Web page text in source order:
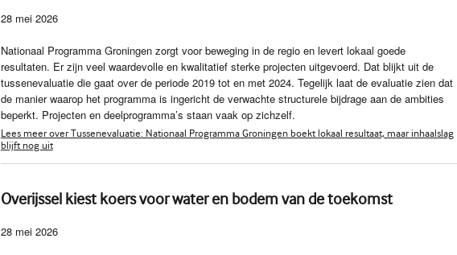
28 mei 2026
Nationaal Programma Groningen zorgt voor beweging in de regio en levert lokaal goede
resultaten. Er zijn veel waardevolle en kwalitatief sterke projecten uitgevoerd. Dat blijkt uit de
tussenevaluatie die gaat over de periode 2019 tot en met 2024. Tegelijk laat de evaluatie zien dat
de manier waarop het programma is ingericht de verwachte structurele bijdrage aan de ambities
beperkt. Projecten en deelprogramma’s staan vaak op zichzelf.
Lees meer over Tussenevaluatie: Nationaal Programma Groningen boekt lokaal resultaat, maar inhaalslag
blijft nog uit
Overijssel kiest koers voor water en bodem van de toekomst
28 mei 2026